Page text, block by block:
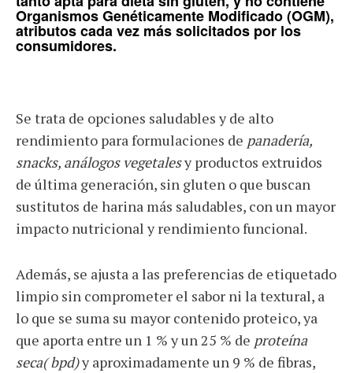
Organismos Genéticamente Modificado (OGM),
atributos cada vez más solicitados por los
consumidores.
Se trata de opciones saludables y de alto
rendimiento para formulaciones de panadería,
snacks, análogos vegetalesy productos extruidos
de última generación, sin gluten o que buscan
sustitutos de harina más saludables, con un mayor
impacto nutricional y rendimiento funcional.
Además, se ajusta a las preferencias de etiquetado
limpio sin comprometer el sabor ni la textural, a
lo que se suma su mayor contenido proteico, ya
que aporta entre un 1 % y un 25 % de proteína
seca( bpd)y aproximadamente un 9 % de fibras,